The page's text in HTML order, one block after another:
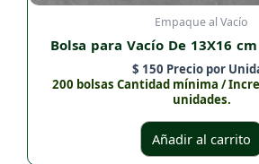
Empaque al Vacío
Bolsa para Vacío De 13X16
$ 150 Precio por
200 bolsas Cantidad mínima /
unidades.
Añadir al carrito